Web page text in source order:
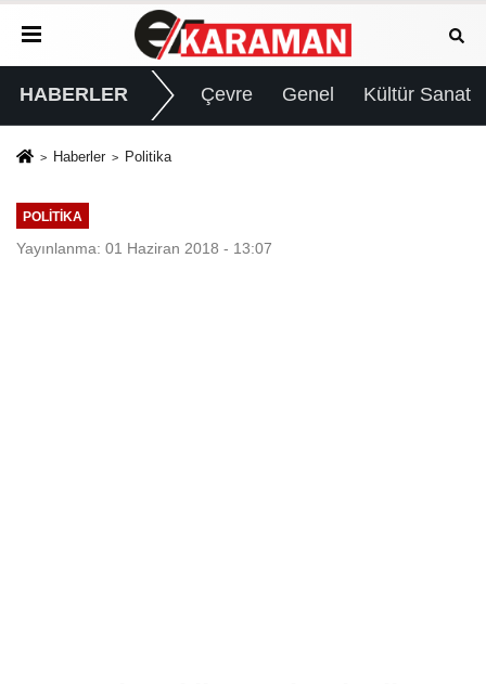
HABERLER Çevre Genel Kültür Sanat
Haberler Politika
POLITIKA
Yayınlanma: 01 Haziran 2018 - 13:07